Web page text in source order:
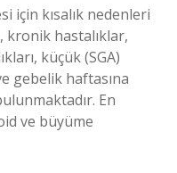
için kısalık nedenleri
kronik hastalıklar,
küçük (SGA)
gebelik haftasına
En
ve büyüme